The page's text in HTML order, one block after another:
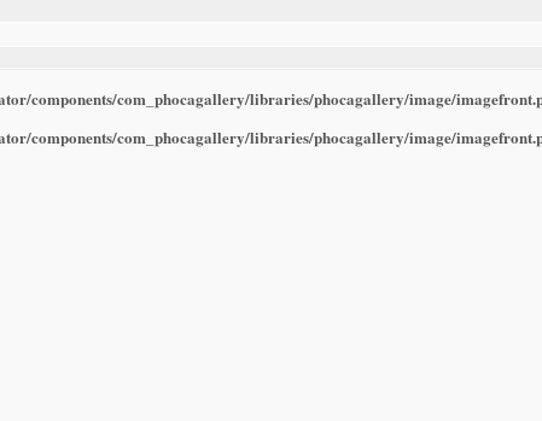
components/com_phocagallery/libraries/phocagallery/image/
components/com_phocagallery/libraries/phocagallery/image/